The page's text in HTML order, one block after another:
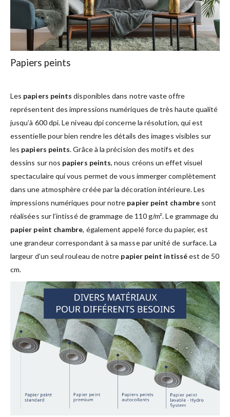
Papiers peints
Les papiers peints disponibles dans notre vaste offre
représentent des impressions numériques de très haute qualité
jusqu’à 600 dpi. Le niveau dpi concerne la résolution, qui est
essentielle pour bien rendre les détails des images visibles sur
les papiers peints. Grâce à la précision des motifs et des
dessins sur nos papiers peints, nous créons un effet visuel
spectaculaire qui vous permet de vous immerger complètement
dans une atmosphère créée par la décoration intérieure. Les
impressions numériques pour notre papier peint chambresont
réalisées sur l’intissé de grammage de 110 g/m². Le grammage du
papier peint chambre, également appelé force du papier, est
une grandeur correspondant à sa masse par unité de surface. La
largeur d’un seul rouleau de notre papier peint intisséest de 50
cm.